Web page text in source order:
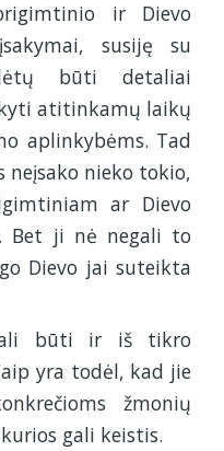
ir Dievo
susiję su
būti detaliai
atitinkamų laikų
aplinkybėms. Tad
neįsako nieko tokio,
ar Dievo
Bet ji nė negali to
Dievo jai suteikta
būti ir iš tikro
yra todėl, kad jie
žmonių
gali keistis.